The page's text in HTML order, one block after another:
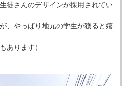
徒さんのデザインが採用されてい
、やっぱり地元の学生が獲ると嬉
あります）